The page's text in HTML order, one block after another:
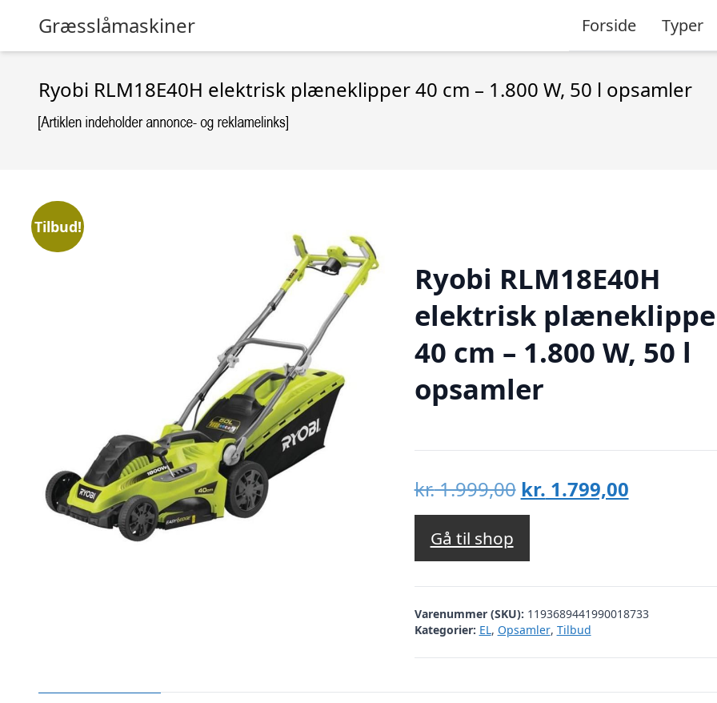
Græsslåmaskiner Forside Typer
Ryobi RLM18E40H elektrisk plæneklipper 40 cm – 1.800 W, 50 l opsamler
Tilbud!
Ryobi RLM18E40H
elektrisk
40 cm – 1.800 W, 50 l
opsamler
kr.1.999,00 Den
oprindelige
var:
kr. 1.999,00.
kr. 1.799,00Den
kr.
Gå til shop
Varenummer (SKU): 1193689441990018733
Kategorier: EL, Opsamler, Tilbud